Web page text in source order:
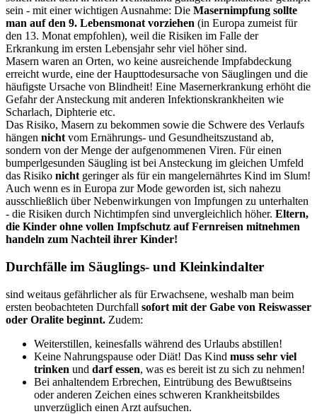
sein - mit einer wichtigen Ausnahme: Die Masernimpfung sollte
man auf den 9. Lebensmonat vorziehen (in Europa zumeist für
den 13. Monat empfohlen), weil die Risiken im Falle der
Erkrankung im ersten Lebensjahr sehr viel höher sind.
Masern waren an Orten, wo keine ausreichende Impfabdeckung
erreicht wurde, eine der Haupttodesursache von Säuglingen und die
häufigste Ursache von Blindheit! Eine Masernerkrankung erhöht die
Gefahr der Ansteckung mit anderen Infektionskrankheiten wie
Scharlach, Diphterie etc.
Das Risiko, Masern zu bekommen sowie die Schwere des Verlaufs
hängen nichtvom Ernährungs- und Gesundheitszustand ab,
sondern von der Menge der aufgenommenen Viren. Für einen
bumperlgesunden Säugling ist bei Ansteckung im gleichen Umfeld
das Risiko nichtgeringer als für ein mangelernährtes Kind im Slum!
Auch wenn es in Europa zur Mode geworden ist, sich nahezu
ausschließlich über Nebenwirkungen von Impfungen zu unterhalten
- die Risiken durch Nichtimpfen sind unvergleichlich höher. Eltern,
die Kinder ohne vollen Impfschutz auf Fernreisen mitnehmen
handeln zum Nachteil ihrer Kinder!
Durchfälle im Säuglings- und Kleinkindalter
sind weitaus gefährlicher als für Erwachsene, weshalb man beim
ersten beobachteten Durchfall sofort mit der Gabe von Reiswasser
oder Oralite beginnt. Zudem:
Weiterstillen, keinesfalls während des Urlaubs abstillen!
Keine Nahrungspause oder Diät! Das Kind muss sehr viel
trinken und darf essen, was es bereit ist zu sich zu nehmen!
Bei anhaltendem Erbrechen, Eintrübung des Bewußtseins
oder anderen Zeichen eines schweren Krankheitsbildes
unverzüglich einen Arzt aufsuchen.